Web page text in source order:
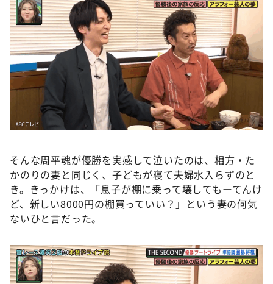
そんな周平魂が優勝を実感して泣いたのは、相方・た
かのりの妻と同じく、子どもが寝て夫婦水入らずのと
き。きっかけは、「息子が棚に乗って壊してもーてんけ
ど、新しい8000円の棚買っていい？」という妻の何気
ないひと言だった。